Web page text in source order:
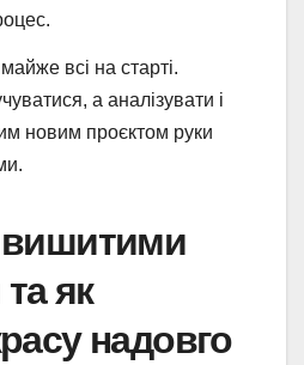
всі на старті.
а аналізувати і
новим проєктом руки
вишитими
як
надовго